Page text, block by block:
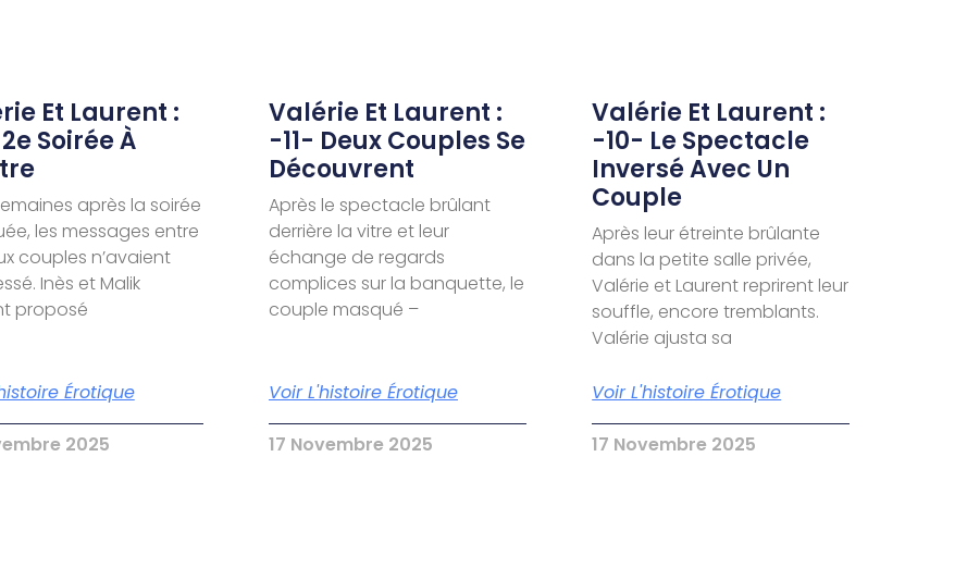
Et Laurent :
Soirée À
après la soirée
les messages entre
couples n’avaient
Inès et Malik
proposé
Érotique
2025
Valérie Et Laurent :
-11- Deux Couples Se
Découvrent
Après le spectacle brûlant
derrière la vitre et leur
échange de regards
complices sur la banquette, le
couple masqué –
Voir L'histoire Érotique
17 Novembre 2025
Valérie Et Laurent :
-10- Le Spectacle
Inversé Avec Un
Couple
Après leur étreinte brûlante
dans la petite salle privée,
Valérie et Laurent reprirent leur
souffle, encore tremblants.
Valérie ajusta sa
Voir L'histoire Érotique
17 Novembre 2025